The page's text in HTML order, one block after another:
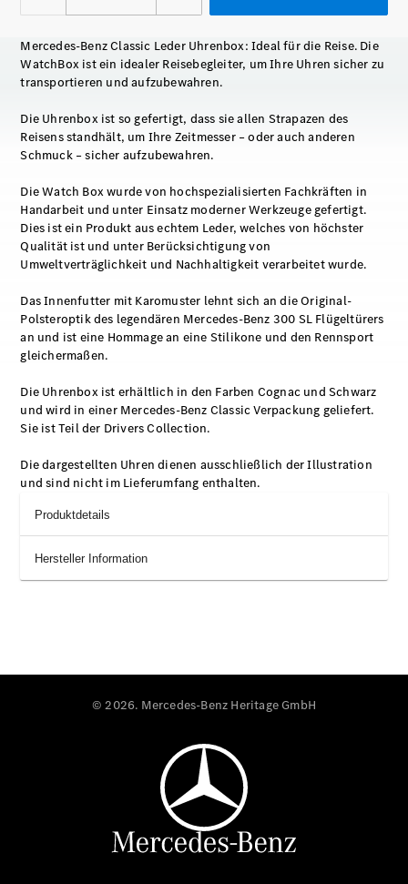
Mercedes-Benz Classic Leder Uhrenbox: Ideal für die Reise. Die
WatchBox ist ein idealer Reisebegleiter, um Ihre Uhren sicher zu
transportieren und aufzubewahren.
Die Uhrenbox ist so gefertigt, dass sie allen Strapazen des
Reisens standhält, um Ihre Zeitmesser – oder auch anderen
Schmuck – sicher aufzubewahren.
Die Watch Box wurde von hochspezialisierten Fachkräften in
Handarbeit und unter Einsatz moderner Werkzeuge gefertigt.
Dies ist ein Produkt aus echtem Leder, welches von höchster
Qualität ist und unter Berücksichtigung von
Umweltverträglichkeit und Nachhaltigkeit verarbeitet wurde.
Das Innenfutter mit Karomuster lehnt sich an die Original-
Polsteroptik des legendären Mercedes-Benz 300 SL Flügeltürers
an und ist eine Hommage an eine Stilikone und den Rennsport
gleichermaßen.
Die Uhrenbox ist erhältlich in den Farben Cognac und Schwarz
und wird in einer Mercedes-Benz Classic Verpackung geliefert.
Sie ist Teil der Drivers Collection.
Die dargestellten Uhren dienen ausschließlich der Illustration
und sind nicht im Lieferumfang enthalten.
Produktdetails
Hersteller Information
© 2026. Mercedes-Benz Heritage GmbH